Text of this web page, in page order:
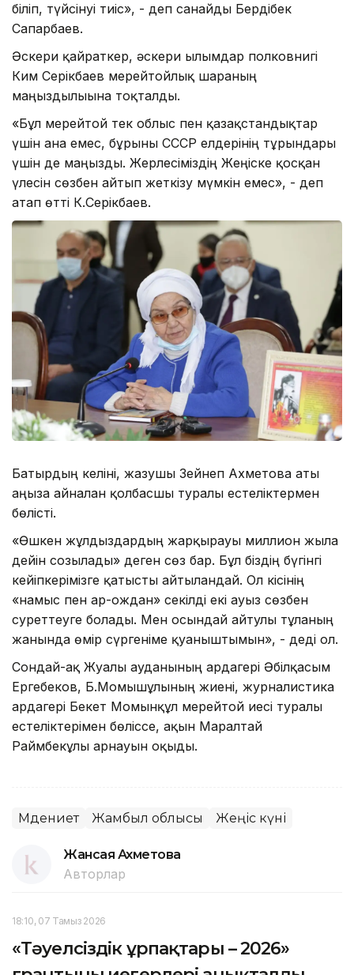
біліп, түйсінуі тиіс», - деп санайды Бердібек
Сапарбаев.
Әскери қайраткер, әскери ғылымдар полковнигі
Ким Серікбаев мерейтойлық шараның
маңыздылығына тоқталды.
«Бұл мерейтой тек облыс пен қазақстандықтар
үшін ғана емес, бұрынғы СССР елдерінің тұрғындары
үшін де маңызды. Жерлесіміздің Жеңіске қосқан
үлесін сөзбен айтып жеткізу мүмкін емес», - деп
атап өтті К.Серікбаев.
Батырдың келіні, жазушы Зейнеп Ахметова аты
аңызға айналған қолбасшы туралы естеліктермен
бөлісті.
«Өшкен жұлдыздардың жарқырауы миллион жылға
дейін созылады» деген сөз бар. Бұл біздің бүгінгі
кейіпкерімізге қатысты айтылғандай. Ол кісінің
«намыс пен ар-ождан» секілді екі ауыз сөзбен
суреттеуге болады. Мен осындай айтулы тұлғаның
жанында өмір сүргеніме қуаныштымын», - деді ол.
Сондай-ақ Жуалы ауданының ардагері Әбілқасым
Ергебеков, Б.Момышұлының жиені, журналистика
ардагері Бекет Момынқұл мерейтой иесі туралы
естеліктерімен бөліссе, ақын Маралтай
Раймбекұлы арнауын оқыды.
Мәдениет Жамбыл облысы Жеңіс күні
Жансая Ахметова
Авторлар
18:10, 07 Тамыз 2026
«Тәуелсіздік ұрпақтары – 2026»